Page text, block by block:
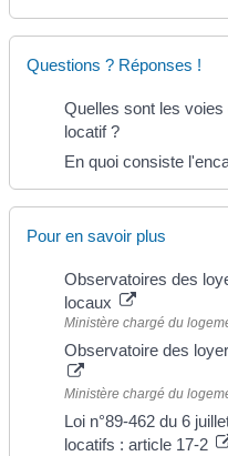
Questions ? Réponses !
Quelles sont les
locatif ?
En quoi consiste
Pour en savoir plus
Observatoires des
locaux
Ministère chargé du
Observatoire des
Ministère chargé du
Loi n°89-462 du 6
locatifs : article 17-2